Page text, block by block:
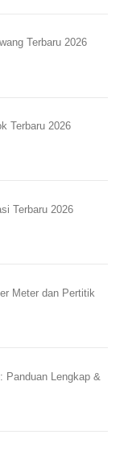
Terbaru 2026
Terbaru 2026
Terbaru 2026
Meter dan Pertitik
Panduan Lengkap &